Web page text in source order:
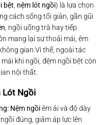
bệt nệm lót ngồi) là lựa chọn
cách sống tối giản, gần gũi
, ngồi uống trà hay tiếp
mang lại sự thoải mái, êm
gian.Vì thế, ngoài tác
khi ngồi, đệm ngồi bệt còn
nội thất.
Lót Ngồi
Nệm ngồiêm ái và độ dày
đúng, giảm áp lực lên